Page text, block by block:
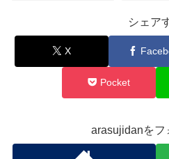
シェア
X
Pocket
arasujidanをフ